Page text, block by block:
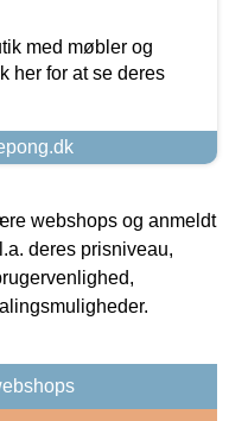
med møbler og
her for at se deres
webshops og anmeldt
deres prisniveau,